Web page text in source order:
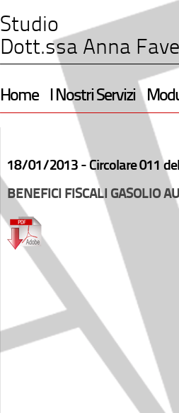
Studio
Dott.ssa Anna
Home I Nostri Servizi
18/01/2013 - Circolare 011
BENEFICI FISCALI GASOLIO